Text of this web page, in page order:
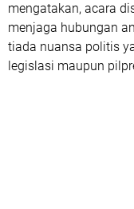
mengatakan, acara
menjaga hubungan
tiada nuansa politis
legislasi maupun